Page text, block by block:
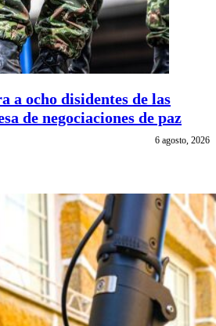
a ocho disidentes de las
de negociaciones de paz
6 agosto, 2026